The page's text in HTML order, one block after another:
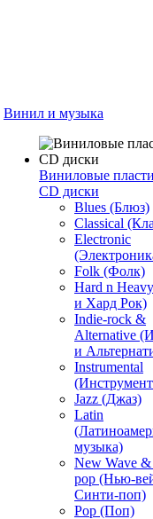
Винил и музыка
Виниловые
CD диски
Blues (Блюз)
Classical
Electronic
Folk (Фолк)
Hard n
и Хард Рок)
Indie-rock &
Alternative
и
Instrumental
Jazz (Джаз)
Latin
музыка)
New Wave
pop (Нью-
Синти-поп)
Pop (Поп)